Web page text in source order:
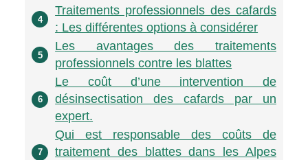
4
Traitements professionnels des cafards
: Les différentes options à considérer
5
Les avantages des traitements
professionnels contre les blattes
6
Le coût d’une intervention de
désinsectisation des cafards par un
expert.
7
Qui est responsable des coûts de
traitement des blattes dans les Alpes